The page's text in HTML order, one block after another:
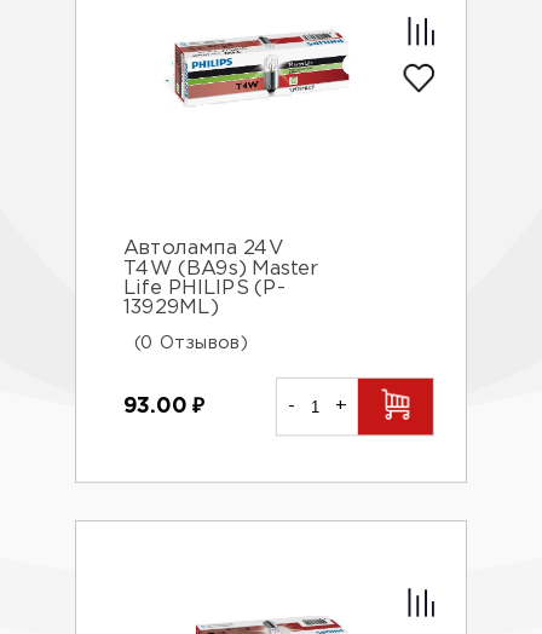
Автолампа 24V
T4W (BA9s) Master
Life PHILIPS (P-
13929ML)
(0 Отзывов)
93.00₽ - +